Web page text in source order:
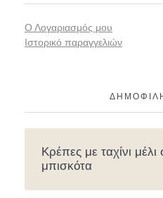
Ο Λογαριασμός μου
Ιστορικό παραγγελιών
Κρέπες με ταχίνι μέλι
μπισκότα